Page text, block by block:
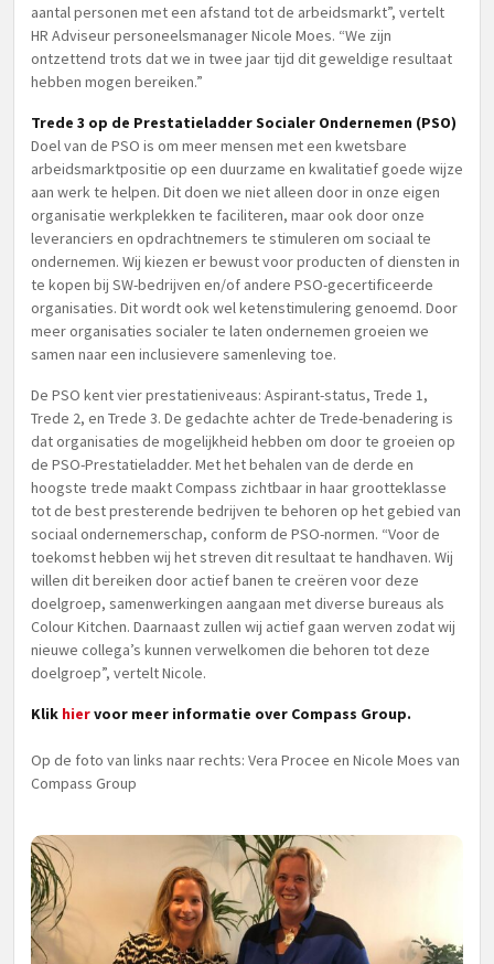
aantal personen met een afstand tot de arbeidsmarkt”, vertelt
HR Adviseur personeelsmanager Nicole Moes. “We zijn
ontzettend trots dat we in twee jaar tijd dit geweldige resultaat
hebben mogen bereiken.”
Trede 3 op de Prestatieladder Socialer Ondernemen (PSO)
Doel van de PSO is om meer mensen met een kwetsbare
arbeidsmarktpositie op een duurzame en kwalitatief goede wijze
aan werk te helpen. Dit doen we niet alleen door in onze eigen
organisatie werkplekken te faciliteren, maar ook door onze
leveranciers en opdrachtnemers te stimuleren om sociaal te
ondernemen. Wij kiezen er bewust voor producten of diensten in
te kopen bij SW-bedrijven en/of andere PSO-gecertificeerde
organisaties. Dit wordt ook wel ketenstimulering genoemd. Door
meer organisaties socialer te laten ondernemen groeien we
samen naar een inclusievere samenleving toe.
De PSO kent vier prestatieniveaus: Aspirant-status, Trede 1,
Trede 2, en Trede 3. De gedachte achter de Trede-benadering is
dat organisaties de mogelijkheid hebben om door te groeien op
de PSO-Prestatieladder. Met het behalen van de derde en
hoogste trede maakt Compass zichtbaar in haar grootteklasse
tot de best presterende bedrijven te behoren op het gebied van
sociaal ondernemerschap, conform de PSO-normen. “Voor de
toekomst hebben wij het streven dit resultaat te handhaven. Wij
willen dit bereiken door actief banen te creëren voor deze
doelgroep, samenwerkingen aangaan met diverse bureaus als
Colour Kitchen. Daarnaast zullen wij actief gaan werven zodat wij
nieuwe collega’s kunnen verwelkomen die behoren tot deze
doelgroep”, vertelt Nicole.
Klik hiervoor meer informatie over Compass Group.
Op de foto van links naar rechts: Vera Procee en Nicole Moes van
Compass Group